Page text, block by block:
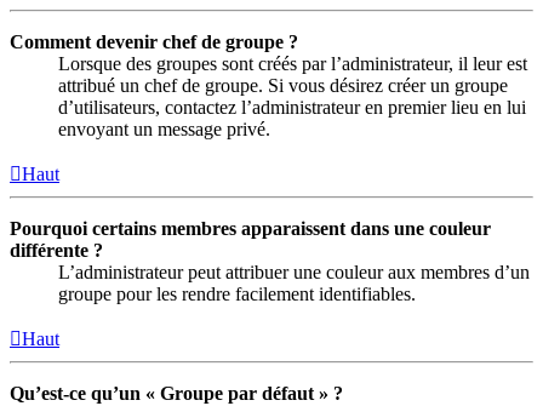
Comment devenir chef de groupe ?
Lorsque des groupes sont créés par l’administrateur, il leur est
attribué un chef de groupe. Si vous désirez créer un groupe
d’utilisateurs, contactez l’administrateur en premier lieu en lui
envoyant un message privé.
Haut
Pourquoi certains membres apparaissent dans une couleur
différente ?
L’administrateur peut attribuer une couleur aux membres d’un
groupe pour les rendre facilement identifiables.
Haut
Qu’est-ce qu’un « Groupe par défaut » ?